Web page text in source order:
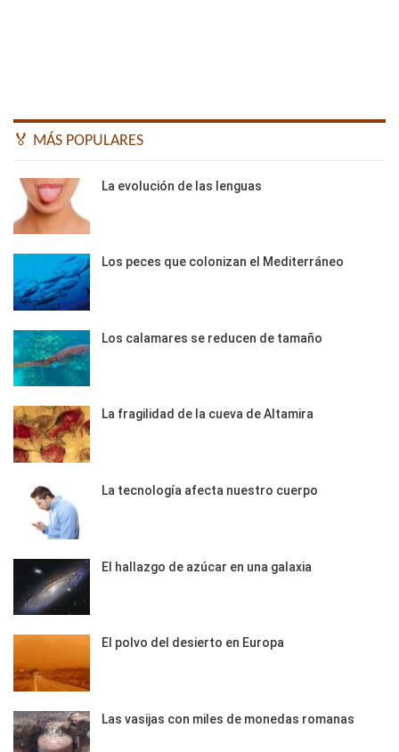
🏅 MÁS POPULARES
La evolución de las lenguas
Los peces que colonizan el Mediterráneo
Los calamares se reducen de tamaño
La fragilidad de la cueva de Altamira
La tecnología afecta nuestro cuerpo
El hallazgo de azúcar en una galaxia
El polvo del desierto en Europa
Las vasijas con miles de monedas romanas